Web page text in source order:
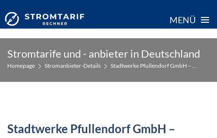
MENÜ ≡
content
Stromtarife und - anbieter in Deutschland
Homepage Stromanbieter-Details Stadtwerke Pfullendorf GmbH – ...
Stadtwerke Pfullendorf GmbH –